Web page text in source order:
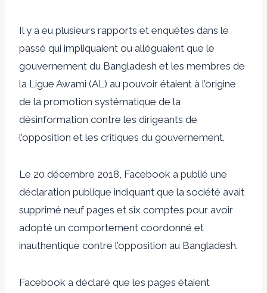
Il y a eu plusieurs rapports et enquêtes dans le
passé qui impliquaient ou alléguaient que le
gouvernement du Bangladesh et les membres de
la Ligue Awami (AL) au pouvoir étaient à l’origine
de la promotion systématique de la
désinformation contre les dirigeants de
l’opposition et les critiques du gouvernement.
Le 20 décembre 2018, Facebook a publié une
déclaration publique indiquant que la société avait
supprimé neuf pages et six comptes pour avoir
adopté un comportement coordonné et
inauthentique contre l’opposition au Bangladesh.
Facebook a déclaré que les pages étaient